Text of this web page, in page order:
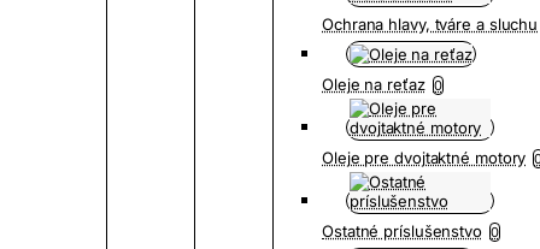
Ochrana hlavy, tváre a sluchu
Oleje na reťaz 0
Oleje pre dvojtaktné motory
Ostatné príslušenstvo 0